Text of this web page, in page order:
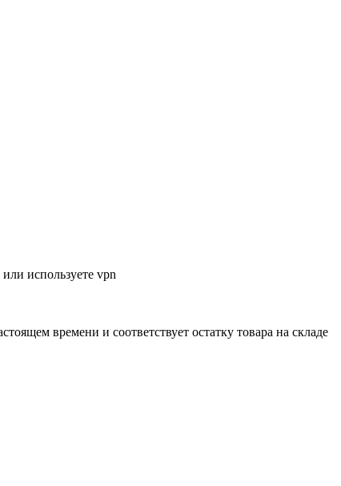
используете vpn
времени и соответствует остатку товара на складе